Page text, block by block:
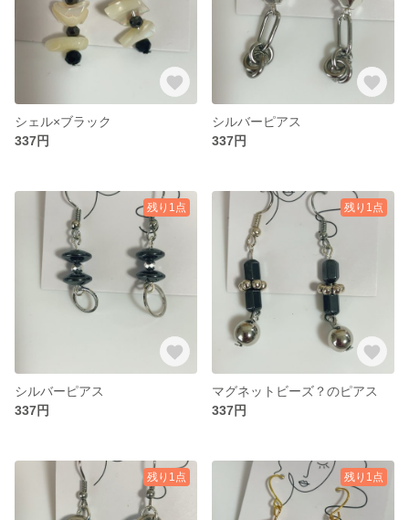
シェル×ブラック
337円
シルバーピアス
337円
残り1点
シルバーピアス
337円
残り1点
マグネットビーズ？のピアス
337円
残り1点 残り1点